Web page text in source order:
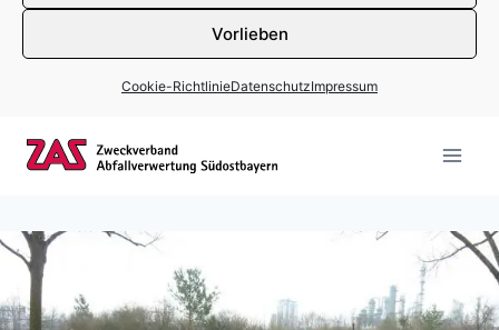
Vorlieben
Cookie-RichtlinieDatenschutzImpressum